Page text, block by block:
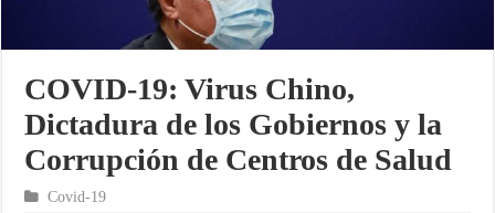
COVID-19: Virus Chino,
Dictadura de los Gobiernos y la
Corrupción de Centros de Salud
Covid-19